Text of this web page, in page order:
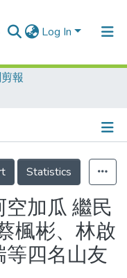
Log In
報
Statistics
加瓜 繼民
楓彬、林啟
四名山友